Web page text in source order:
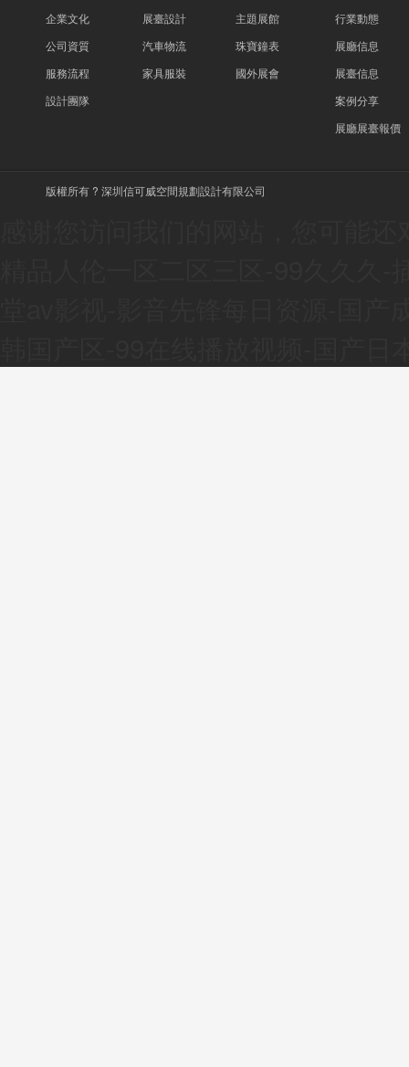
企業文化
公司資質
服務流程
設計團隊
展臺設計
主題展館
汽車物流
珠寶鐘表
家具服裝
國外展會
行業動態
展廳信息
展臺信息
案例分享
展廳展臺報價
版權所有 ? 深圳信可威空間規劃設計有限公司